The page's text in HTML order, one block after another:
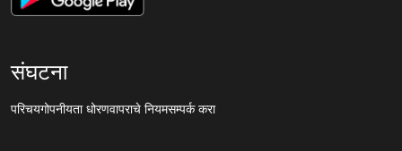
संघटना
परिचयगोपनीयता धोरणवापराचे नियमसम्पर्क करा